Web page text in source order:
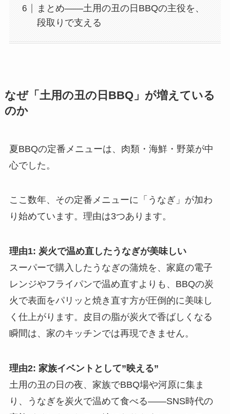
まとめ——土用の丑の日BBQの主役を、
段取りで支える
なぜ「土用の丑の日BBQ」が増えている
のか
夏BBQの定番メニューは、肉類・海鮮・野菜が中
心でした。
ここ数年、その定番メニューに「うなぎ」が加わ
り始めています。理由は3つあります。
理由1: 炭火で温め直したうなぎが美味しい
スーパーで購入したうなぎの蒲焼を、家庭の電子
レンジやフライパンで温め直すよりも、BBQの炭
火で表面をパリッと焼き直す方が圧倒的に美味し
く仕上がります。皮目の脂が炭火で香ばしくなる
瞬間は、家のキッチンでは再現できません。
理由2: 家族イベントとして”映える”
土用の丑の日の夜、家族でBBQ場や河原に集ま
り、うなぎを炭火で温めて食べる——SNS時代の